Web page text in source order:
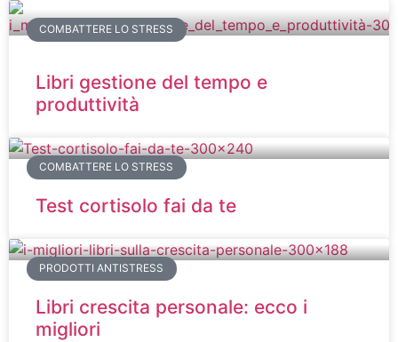
COMBATTERE LO STRESS
Libri gestione del tempo e
produttività
COMBATTERE LO STRESS
Test cortisolo fai da te
PRODOTTI ANTISTRESS
Libri crescita personale: ecco i
migliori